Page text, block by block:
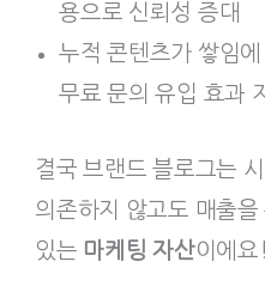
용으로 신뢰성 증대
누적 콘텐츠가 쌓임
무료 문의 유입 효과
결국 브랜드 블로그는
의존하지 않고도 매출
있는 마케팅 자산이에요!